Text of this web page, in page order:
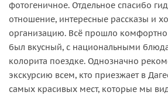
фотогеничное. Отдельное спасибо
отношение, интересные рассказы и
организацию. Всё прошло
был вкусный, с национальными
колорита поездке. Однозначно
экскурсию всем, кто приезжает в
самых красивых мест, которые мы